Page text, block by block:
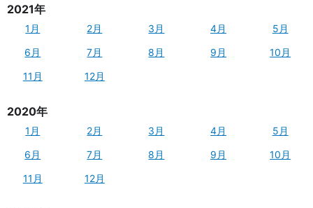
2021年
1月 2月 3月 4月
5月
6月
7月 8月 9月
10月
11月
12月
2020年
1月 2月 3月 4月
5月
6月
7月 8月 9月
10月
11月
12月